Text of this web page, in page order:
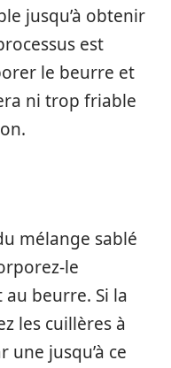
jusqu’à obtenir
est
le beurre et
ni trop friable
mélange sablé
le
beurre. Si la
les cuillères à
une jusqu’à ce